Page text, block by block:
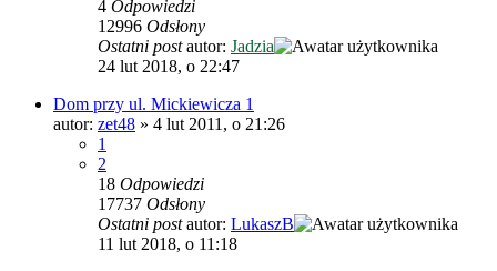
4 Odpowiedzi
12996 Odsłony
Ostatni postautor: Jadzia
24 lut 2018, o 22:47
Dom przy ul. Mickiewicza 1
autor: zet48 » 4 lut 2011, o 21:26
1
2
18 Odpowiedzi
17737 Odsłony
Ostatni postautor: LukaszB
11 lut 2018, o 11:18